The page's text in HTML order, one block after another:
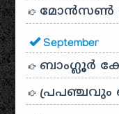
മോൻസൺ
September
ബാംഗ്ലൂർ
പ്രപഞ്ചവും